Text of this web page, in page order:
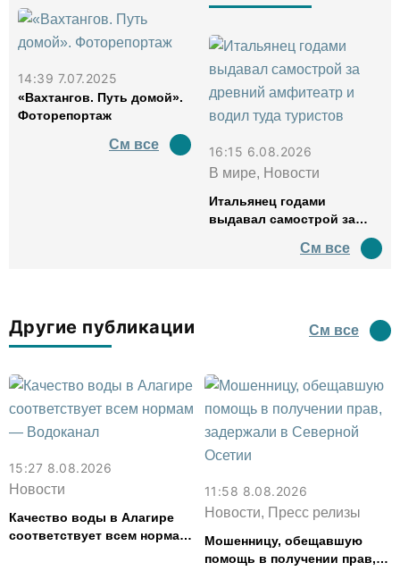
14:39 7.07.2025
«Вахтангов. Путь домой».
Фоторепортаж
См все
16:15 6.08.2026
В мире, Новости
Итальянец годами
выдавал самострой за
водил туда туристов
См все
Другие публикации См все
15:27 8.08.2026
Новости
Качество воды в Алагире
соответствует всем нормам
11:58 8.08.2026
Новости, Пресс релизы
Мошенницу, обещавшую
помощь в получении прав,